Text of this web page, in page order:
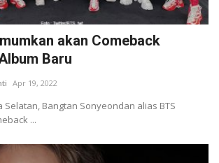
akan Comeback
Baru
Apr 19, 2022
Selatan, Bangtan Sonyeondan alias BTS
...